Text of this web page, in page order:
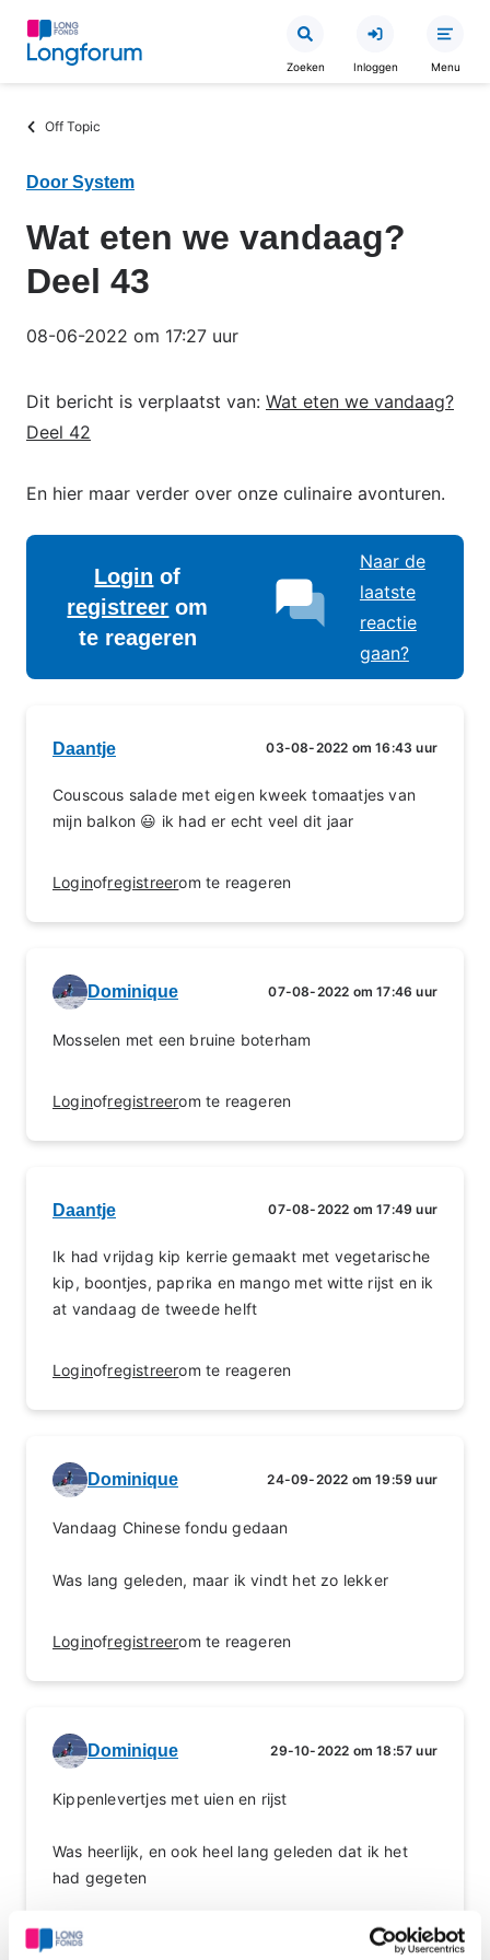
Overslaan
inhoud
Zoeken Inloggen Menu
Kruimelpad
Off Topic
Door System
Wat eten we vandaag?
Deel 43
08-06-2022 om 17:27 uur
Dit bericht is verplaatst van: Wat eten we vandaag?
Deel 42
En hier maar verder over onze culinaire avonturen.
Login of
registreer om
te reageren
Naar de
laatste
reactie
gaan?
Daantje 03-08-2022 om 16:43 uur
Couscous salade met eigen kweek tomaatjes van
mijn balkon 😃 ik had er echt veel dit jaar
Loginofregistreerom te reageren
Dominique 07-08-2022 om 17:46 uur
Mosselen met een bruine boterham
Loginofregistreerom te reageren
Daantje 07-08-2022 om 17:49 uur
Ik had vrijdag kip kerrie gemaakt met vegetarische
kip, boontjes, paprika en mango met witte rijst en ik
at vandaag de tweede helft
Loginofregistreerom te reageren
Dominique 24-09-2022 om 19:59 uur
Vandaag Chinese fondu gedaan
Was lang geleden, maar ik vindt het zo lekker
Loginofregistreerom te reageren
Dominique 29-10-2022 om 18:57 uur
Kippenlevertjes met uien en rijst
Was heerlijk, en ook heel lang geleden dat ik het
had gegeten
Login